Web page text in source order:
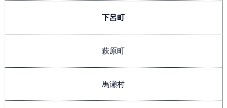
下呂町
萩原町
馬瀬村